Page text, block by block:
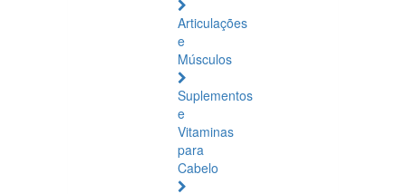
Articulações
e
Músculos
Suplementos
e
Vitaminas
para
Cabelo